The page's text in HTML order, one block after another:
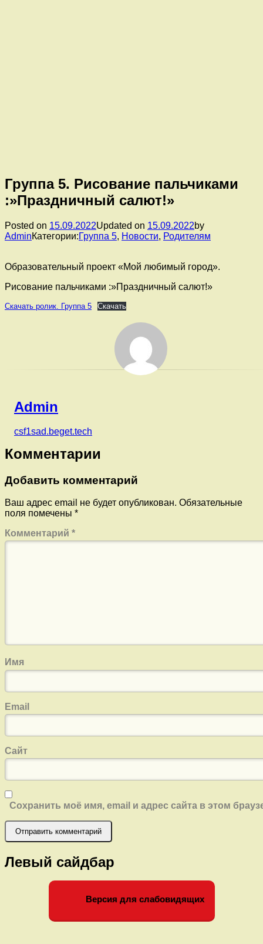
Группа 5. Рисование пальчиками
:»Праздничный салют!»
Posted on 15.09.2022Updated on 15.09.2022by
AdminКатегории:Группа 5, Новости, Родителям
Образовательный проект «Мой любимый город».
Рисование пальчиками :»Праздничный салют!»
Скачать ролик. Группа 5 Скачать
Admin
csf1sad.beget.tech
Комментарии
Добавить комментарий
Ваш адрес email не будет опубликован. Обязательные
поля помечены *
Комментарий *
Имя
Email
Сайт
Сохранить моё имя, email и адрес сайта в этом
Левый сайдбар
Версия для слабовидящих